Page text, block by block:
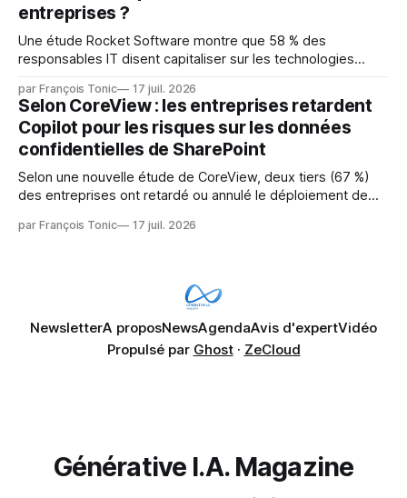
entreprises ?
Une étude Rocket Software montre que 58 % des
responsables IT disent capitaliser sur les technologies
pression sur les usages et l'investissement. Cette pression
révèle un écart entre l'ambition et la préparation.
par François Tonic 17 juil. 2026
Selon CoreView : les entreprises retardent
Copilot pour les risques sur les données
confidentielles de SharePoint
Selon une nouvelle étude de CoreView, deux tiers (67 %)
des entreprises ont retardé ou annulé le déploiement de
données confidentielles de SharePoint. Les trois quarts (75
par François Tonic 17 juil. 2026
NewsletterA proposNewsAgendaAvis d'expertVidéo
Propulsé par Ghost· ZeCloud
Générative I.A. Magazine